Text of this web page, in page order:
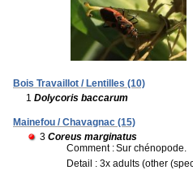
Bois Travaillot / Lentilles (10)
1 Dolycoris baccarum
Mainefou / Chavagnac (15)
3 Coreus marginatus
Comment :Sur chénopode.
Detail : 3x adults (other